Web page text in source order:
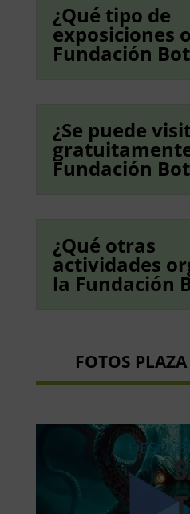
¿Qué tipo de
exposiciones
Fundación
¿Se puede
Fundación
¿Qué otras
actividades
la Fundación
FOTOS